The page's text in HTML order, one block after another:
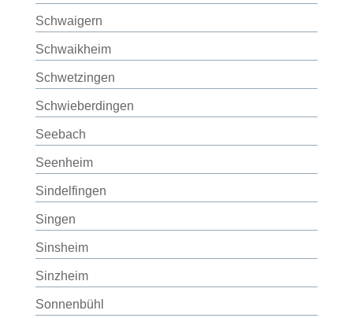
Schwaigern
Schwaikheim
Schwetzingen
Schwieberdingen
Seebach
Seenheim
Sindelfingen
Singen
Sinsheim
Sinzheim
Sonnenbühl